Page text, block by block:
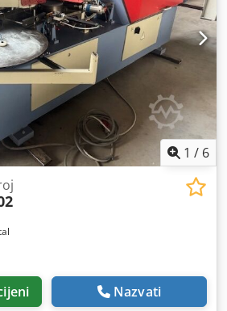
transporter strugotine, spremnik za
Express 112+, pištolj za pranje,
Omogućuje uske tolerancije;
satarska, strojarstvo,
tehnologija. Csdpfezqbg Rsx Ak
1 / 6
Nazvati